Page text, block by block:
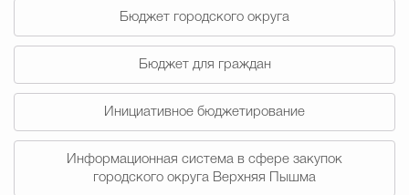
Городская среда
Экономика
Бюджет городского округа
Бюджет для граждан
Инициативное бюджетирование
Информационная система в сфере закупок
городского округа Верхняя Пышма